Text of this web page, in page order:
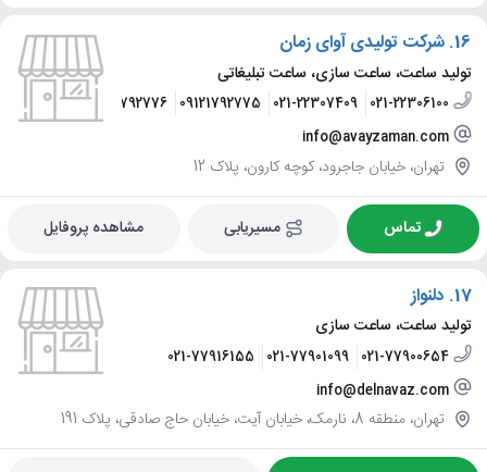
16. شرکت تولیدی آوای زمان
تولید ساعت، ساعت سازی، ساعت تبلیغاتی
021-22306100
021-22307409
09121792775
09121792776
09121029046
info@avayzaman.com
تهران، خیابان جاجرود، کوچه کارون، پلاک 12
تماس مسیریابی مشاهده پروفایل
17. دلنواز
تولید ساعت، ساعت سازی
021-77900654
021-77901099
021-77916155
info@delnavaz.com
تهران، منطقه 8، نارمک، خیابان آیت، خیابان حاج صادقی، پلاک 191